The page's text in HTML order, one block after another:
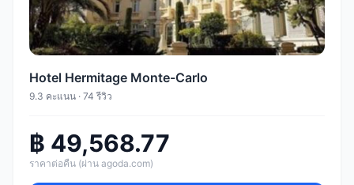
Hotel Hermitage Monte-Carlo
9.3 คะแนน · 74 รีวิว
฿ 49,568.77
ราคาต่อคืน (ผ่าน agoda.com)